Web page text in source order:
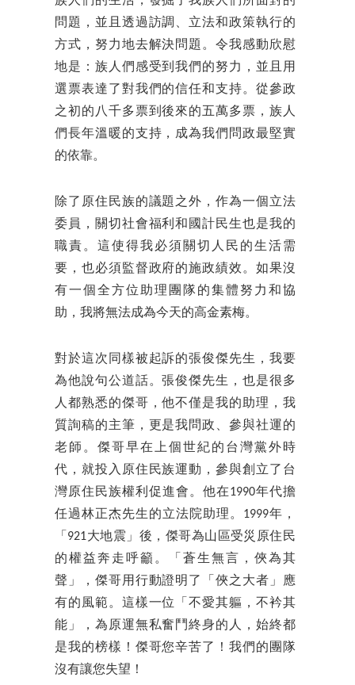
問題，並且透過訪調、立法和政策執行的
方式，努力地去解決問題。令我感動欣慰
地是：族人們感受到我們的努力，並且用
選票表達了對我們的信任和支持。從參政
之初的八千多票到後來的五萬多票，族人
們長年溫暖的支持，成為我們問政最堅實
的依靠。
除了原住民族的議題之外，作為一個立法
委員，關切社會福利和國計民生也是我的
職責。這使得我必須關切人民的生活需
要，也必須監督政府的施政績效。如果沒
有一個全方位助理團隊的集體努力和協
助，我將無法成為今天的高金素梅。
對於這次同樣被起訴的張俊傑先生，我要
為他說句公道話。張俊傑先生，也是很多
人都熟悉的傑哥，他不僅是我的助理，我
質詢稿的主筆，更是我問政、參與社運的
老師。傑哥早在上個世紀的台灣黨外時
代，就投入原住民族運動，參與創立了台
灣原住民族權利促進會。他在1990年代擔
任過林正杰先生的立法院助理。1999年，
「921大地震」後，傑哥為山區受災原住民
的權益奔走呼籲。「蒼生無言，俠為其
聲」，傑哥用行動證明了「俠之大者」應
有的風範。這樣一位「不愛其軀，不衿其
能」，為原運無私奮鬥終身的人，始終都
是我的榜樣！傑哥您辛苦了！我們的團隊
沒有讓您失望！